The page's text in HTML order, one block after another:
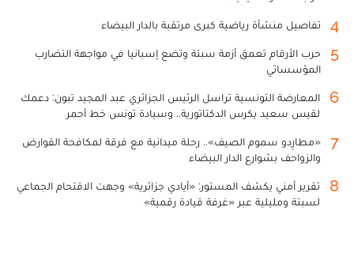
4 تفاصيل منشأة رياضية كبرى مرتقبة بالدار البيضاء
5
حرب الأرقام تعمق أزمة سبتة وتضع إسبانيا في مواجهة التضارب
المؤسساتي
6
المعارضة التونسية تراسل الرئيس الجزائري عبد المجيد تبون: دعمك
لقيس سعيد يكرس الدكتاتورية.. وسيادة تونس خط أحمر
7
«مطارِدو سموم الصيف».. رحلة ميدانية مع فرقة لمكافحة القوارض
والزواحف بشوارع الدار البيضاء
8
تقرير أمني يكشف المستور: «أيادي جزائرية» وجهت الاقتحام الجماعي
لسبتة ومليلية عبر «غرفة قيادة رقمية»